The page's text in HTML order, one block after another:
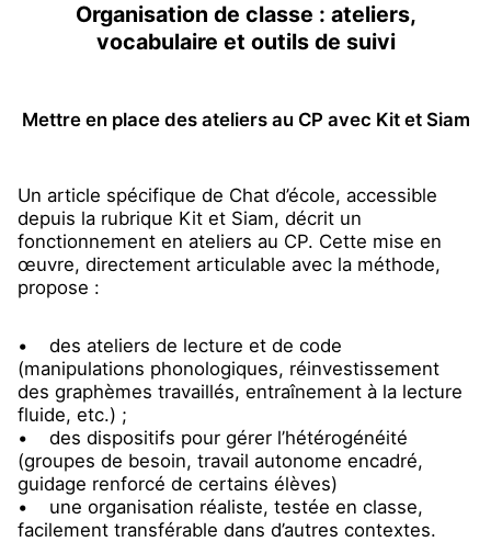
Organisation de classe : ateliers,
vocabulaire et outils de suivi
Mettre en place des ateliers au CP avec Kit et Siam
Un article spécifique de Chat d’école, accessible
depuis la rubrique Kit et Siam, décrit un
fonctionnement en ateliers au CP. Cette mise en
œuvre, directement articulable avec la méthode,
propose :
• des ateliers de lecture et de code
(manipulations phonologiques, réinvestissement
des graphèmes travaillés, entraînement à la lecture
fluide, etc.) ;
• des dispositifs pour gérer l’hétérogénéité
(groupes de besoin, travail autonome encadré,
guidage renforcé de certains élèves)
• une organisation réaliste, testée en classe,
facilement transférable dans d’autres contextes.